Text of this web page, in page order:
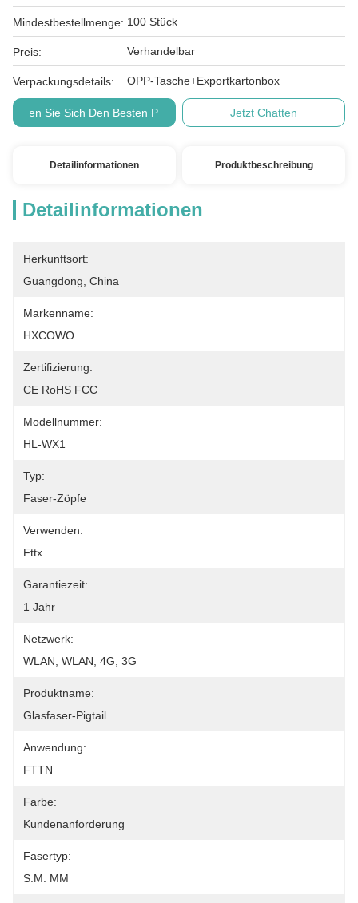
Mindestbestellmenge: 100 Stück
Preis: Verhandelbar
Verpackungsdetails: OPP-Tasche+Exportkartonbox
Holen Sie Sich Den Besten Preis Jetzt Chatten
Detailinformationen Produktbeschreibung
Detailinformationen
Herkunftsort:
Guangdong, China
Markenname:
HXCOWO
Zertifizierung:
CE RoHS FCC
Modellnummer:
HL-WX1
Typ:
Faser-Zöpfe
Verwenden:
Fttx
Garantiezeit:
1 Jahr
Netzwerk:
WLAN, WLAN, 4G, 3G
Produktname:
Glasfaser-Pigtail
Anwendung:
FTTN
Farbe:
Kundenanforderung
Fasertyp:
S.M. MM